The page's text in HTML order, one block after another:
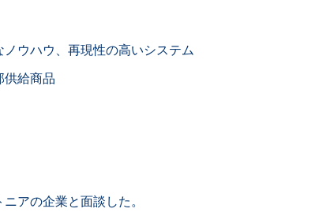
ウハウ、再現性の高いシステム
供給商品
アの企業と面談した。